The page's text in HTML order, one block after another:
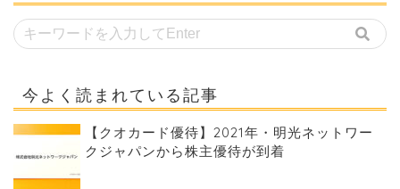
今よく読まれている記事
【クオカード優待】2021年・明光ネットワー
クジャパンから株主優待が到着